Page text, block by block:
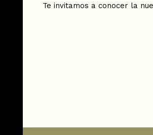
Te invitamos a conocer la